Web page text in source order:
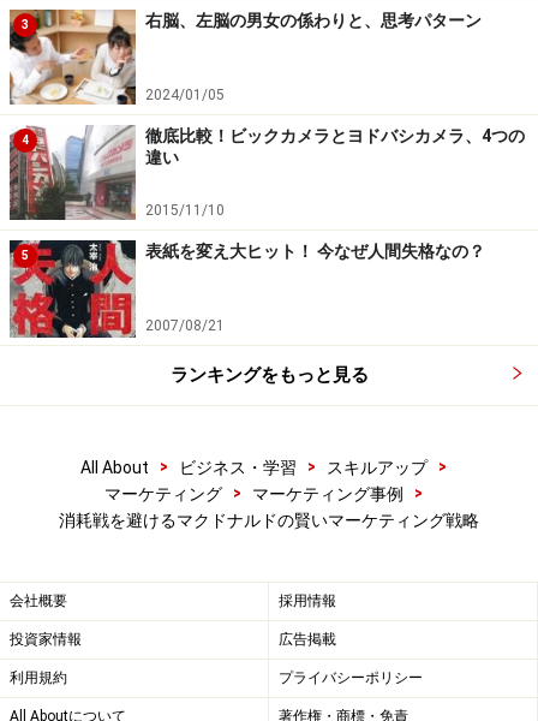
ューの注文幅を増やしたり、月に1回程度の来店客に対
してはコーヒー無料のクーポンを配信して来店頻度を増
やしたりと、個々の顧客の取引実績に応じて適切な提案
をしていくクーポン戦略なのです。
※記事内容は執筆時点のものです。最新の内容をご確認くださ
い。
3 右脳、左脳の男女の係わりと、思考パターン
2024/01/05
4
徹底比較！ビックカメラとヨドバシカメラ、4つの
違い
2015/11/10
5 表紙を変え大ヒット！ 今なぜ人間失格なの？
2007/08/21
ランキングをもっと見る
All About > ビジネス・学習 > スキルアップ
>
マーケティング
> マーケティング事例
>
消耗戦を避けるマクドナルドの賢いマーケティング戦略
会社概要 採用情報
投資家情報 広告掲載
利用規約 プライバシーポリシー
All Aboutについて 著作権・商標・免責